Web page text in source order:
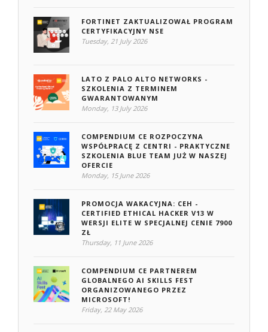
FORTINET ZAKTUALIZOWAŁ PROGRAM
CERTYFIKACYJNY NSE
Tuesday, 21 July 2026
LATO Z PALO ALTO NETWORKS -
SZKOLENIA Z TERMINEM
GWARANTOWANYM
Monday, 13 July 2026
COMPENDIUM CE ROZPOCZYNA
WSPÓŁPRACĘ Z CENTRI - PRAKTYCZNE
SZKOLENIA BLUE TEAM JUŻ W NASZEJ
OFERCIE
Monday, 15 June 2026
PROMOCJA WAKACYJNA: CEH -
CERTIFIED ETHICAL HACKER V13 W
WERSJI ELITE W SPECJALNEJ CENIE 7900
ZŁ
Thursday, 11 June 2026
COMPENDIUM CE PARTNEREM
GLOBALNEGO AI SKILLS FEST
ORGANIZOWANEGO PRZEZ
MICROSOFT!
Friday, 22 May 2026